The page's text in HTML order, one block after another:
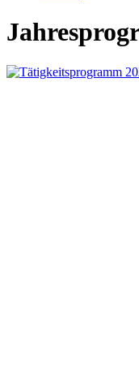
Tätigkeitsprogramm